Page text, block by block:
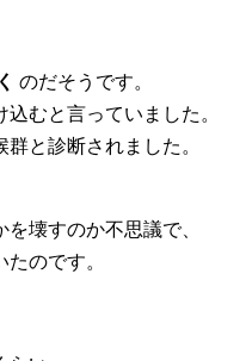
のだそうです。
むと言っていました。
と診断されました。
壊すのか不思議で、
のです。